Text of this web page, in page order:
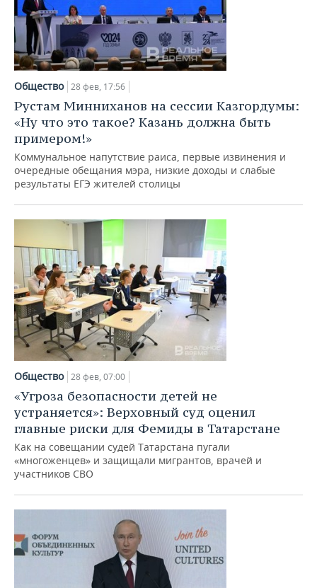
Общество 28 фев, 17:56
Рустам Минниханов на сессии Казгордумы:
«Ну что это такое? Казань должна быть
примером!»
Коммунальное напутствие раиса, первые извинения и
очередные обещания мэра, низкие доходы и слабые
результаты ЕГЭ жителей столицы
Общество 28 фев, 07:00
«Угроза безопасности детей не
устраняется»: Верховный суд оценил
главные риски для Фемиды в Татарстане
Как на совещании судей Татарстана пугали
«многоженцев» и защищали мигрантов, врачей и
участников СВО